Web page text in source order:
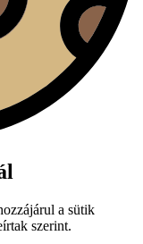
a sütik
szerint.